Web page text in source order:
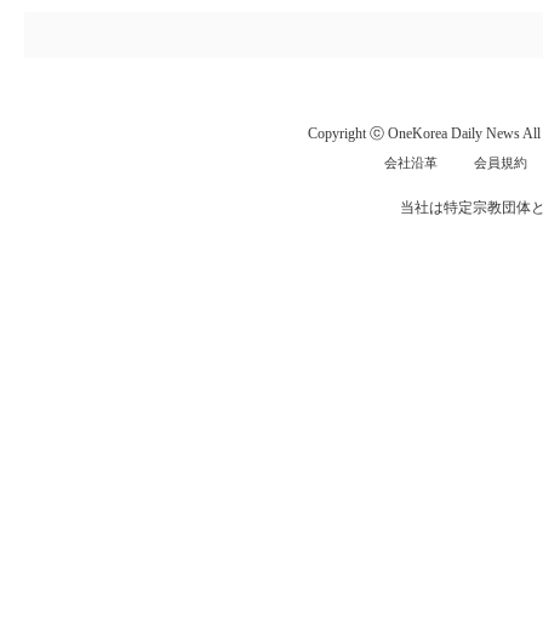
Copyright ⓒ OneKorea Daily News All
会社沿革 会員規約
当社は特定宗教団体